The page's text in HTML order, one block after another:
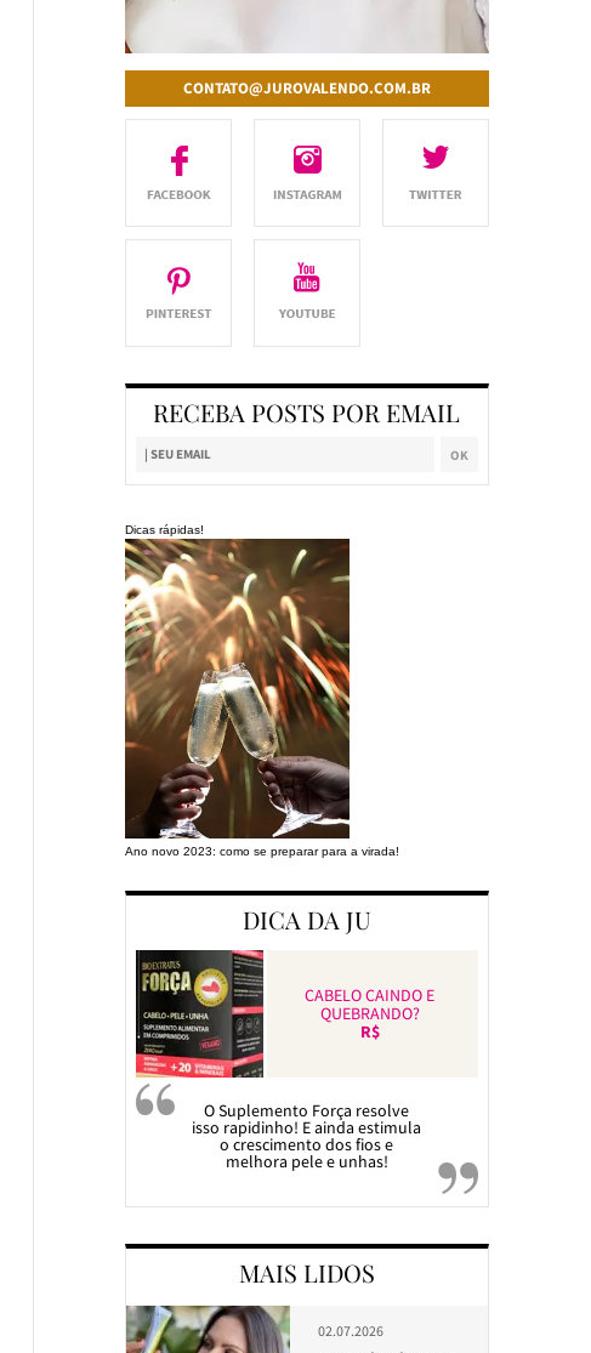
CONTATO@JUROVALENDO.COM.BR
RECEBA POSTS POR EMAIL
Dicas rápidas!
Ano novo 2023: como se preparar para a virada!
DICA DA JU
CABELO CAINDO E
QUEBRANDO?
R$
O Suplemento Força resolve
isso rapidinho! E ainda estimula
o crescimento dos fios e
melhora pele e unhas!
MAIS LIDOS
02.07.2026